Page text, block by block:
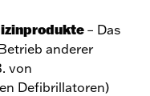
– Das
anderer
von
Defibrillatoren)